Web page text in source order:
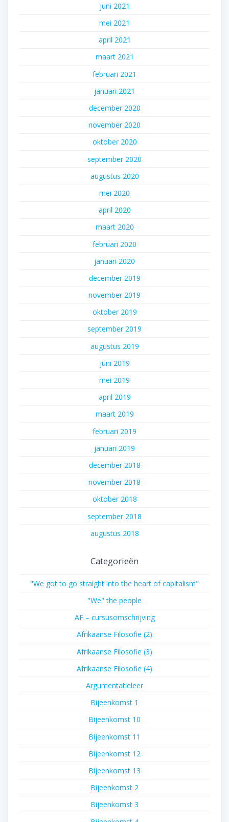
juni 2021
mei 2021
april 2021
maart 2021
februari 2021
januari 2021
december 2020
november 2020
oktober 2020
september 2020
augustus 2020
mei 2020
april 2020
maart 2020
februari 2020
januari 2020
december 2019
november 2019
oktober 2019
september 2019
augustus 2019
juni 2019
mei 2019
april 2019
maart 2019
februari 2019
januari 2019
december 2018
november 2018
oktober 2018
september 2018
augustus 2018
Categorieën
"We got to go straight into the heart of capitalism"
"We" the people
AF – cursusomschrijving
Afrikaanse Filosofie (2)
Afrikaanse Filosofie (3)
Afrikaanse Filosofie (4)
Argumentatieleer
Bijeenkomst 1
Bijeenkomst 10
Bijeenkomst 11
Bijeenkomst 12
Bijeenkomst 13
Bijeenkomst 2
Bijeenkomst 3